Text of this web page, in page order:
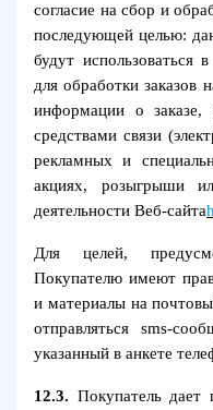
согласие на сбор и
последующей целью:
будут использоваться
для обработки заказов
информации о заказе,
средствами связи
рекламных и
акциях, розыгрыши
деятельности Веб-сайта
Для целей,
Покупателю имеют
и материалы на
отправляться sms-
указанный в анкете
12.3. Покупатель дает